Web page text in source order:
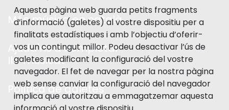
Més música en català
Ajuda'ns a completar
Ib-musicat
Política de galetes
Aquesta pàgina web guarda petits fragments
d’informació (galetes) al vostre dispositiu per a
finalitats estadístiques i amb l’objectiu d’oferir-
vos un contingut millor. Podeu desactivar l’ús de
galetes modificant la configuració del vostre
navegador. El fet de navegar per la nostra pàgina
web sense canviar la configuració del navegador
implica que autoritzau a emmagatzemar aquesta